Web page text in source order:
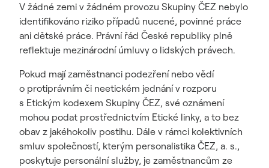
V žádné zemi v žádném provozu Skupiny ČEZ nebylo
identifikováno riziko případů nucené, povinné práce
ani dětské práce. Právní řád České republiky plně
reflektuje mezinárodní úmluvy o lidských právech.
Pokud mají zaměstnanci podezření nebo vědí
o protiprávním či neetickém jednání v rozporu
s Etickým kodexem Skupiny ČEZ, své oznámení
mohou podat prostřednictvím Etické linky, a to bez
obav z jakéhokoliv postihu. Dále v rámci kolektivních
smluv společností, kterým personalistika ČEZ, a. s.,
poskytuje personální služby, je zaměstnancům ze